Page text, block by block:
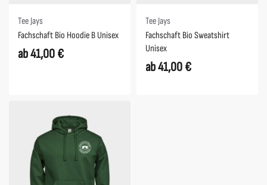
Tee Jays
Fachschaft Bio Hoodie B Unisex
ab41,00€
Tee Jays
Fachschaft Bio Sweatshirt
Unisex
ab41,00€